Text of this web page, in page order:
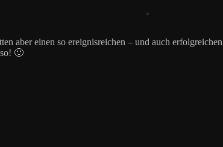
aber einen so ereignisreichen – und auch
🙂